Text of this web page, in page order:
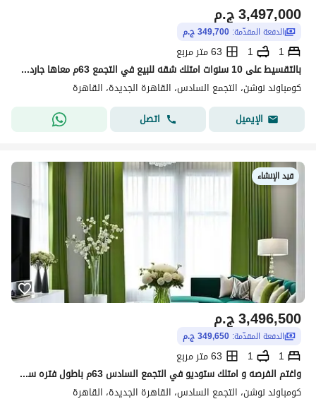
ج.م3,497,000
الدفعة المقدّمة: 349,700 ج.م
1
1
63 متر مربع
بالتقسيط على 10 سنوات امتلك شقه للبيع في التجمع 63م معاها جاردن واقل قسط شهري في كمبوند بالقرب من الجامعه الامريكيه
كومباوند نوشن، التجمع السادس، القاهرة الجديدة، القاهرة
الإيميل
اتصل
قيد الإنشاء
ج.م3,496,500
الدفعة المقدّمة: 349,650 ج.م
1
1
63 متر مربع
واغتم الفرصه و امتلك ستوديو في التجمع السادس 63م باطول فتره سداد واقل قسط شهري في كمبوند بالقرب من الجامعه الامريكيه
كومباوند نوشن، التجمع السادس، القاهرة الجديدة، القاهرة